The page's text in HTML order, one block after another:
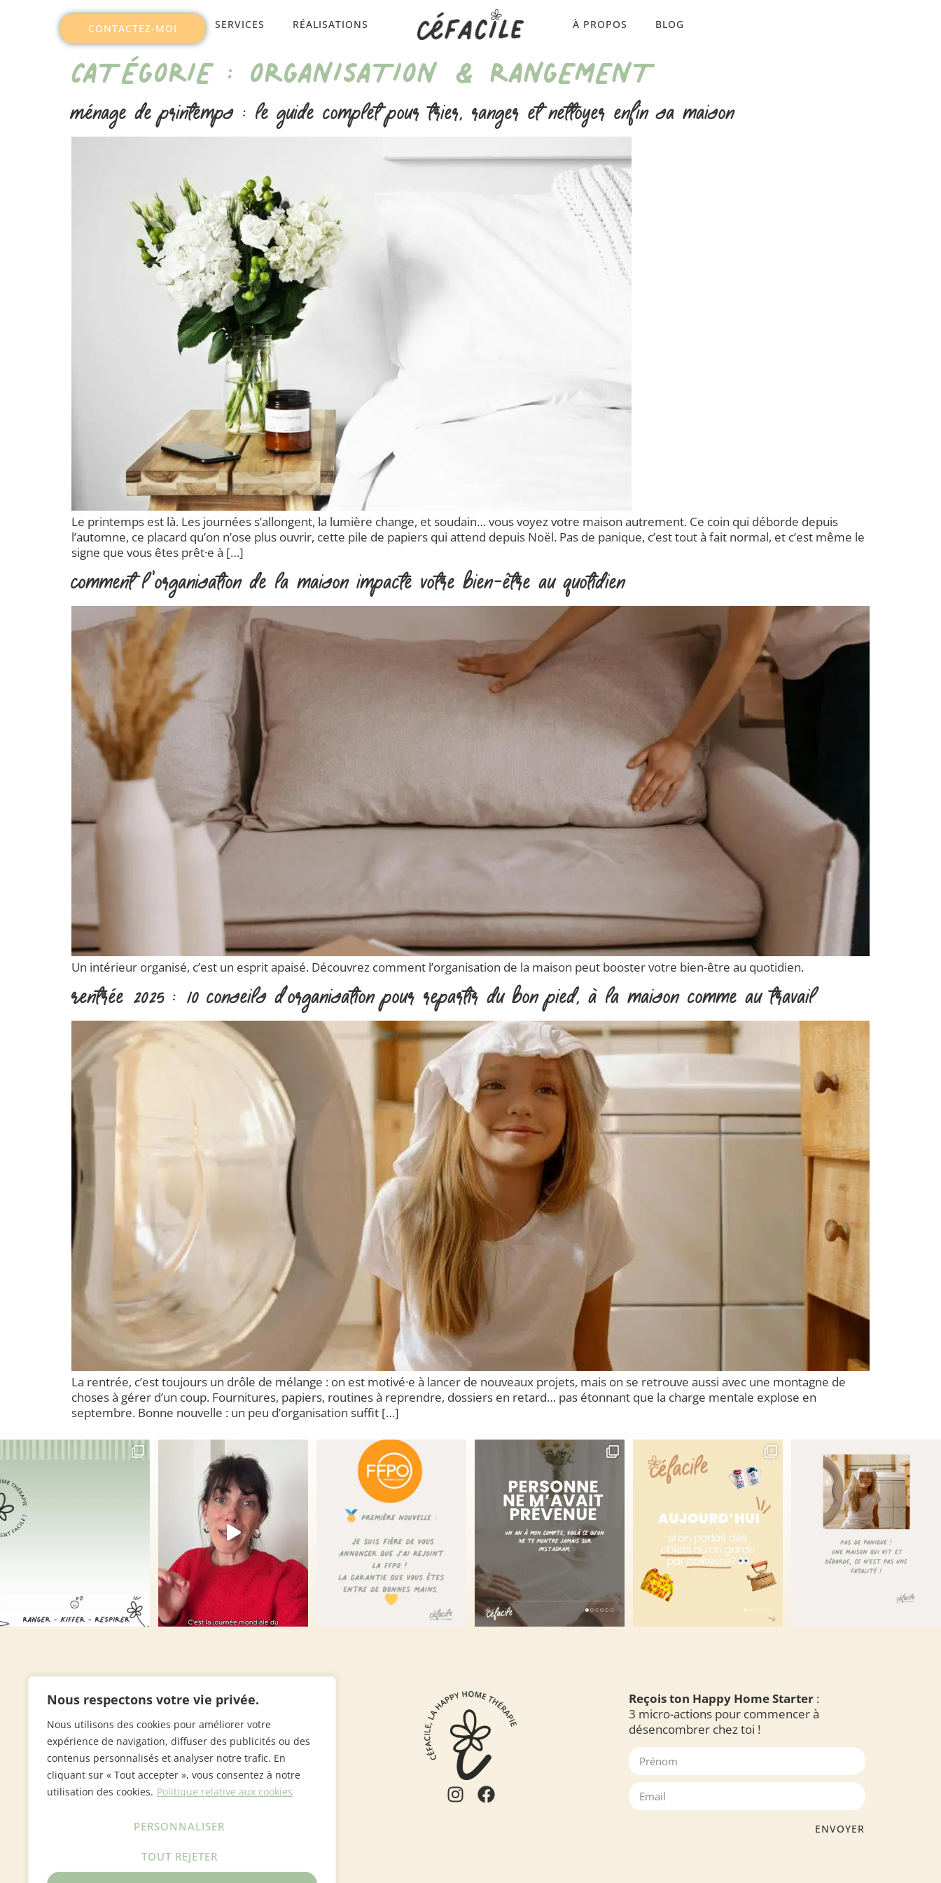
Nous respectons votre vie privée.
Nous utilisons des cookies pour améliorer votre
expérience de navigation, diffuser des publicités ou des
contenus personnalisés et analyser notre trafic. En
cliquant sur « Tout accepter », vous consentez à notre
utilisation des cookies. Politique relative aux cookies
PERSONNALISER
TOUT REJETER
SERVICES RÉALISATIONS À PROPOS BLOG
CONTACTEZ-MOI
CATÉGORIE : ORGANISATION & RANGEMENT
Ménage de printemps : le guide complet pour trier, ranger et nettoyer enfin sa maison
Le printemps est là. Les journées s’allongent, la lumière change, et soudain… vous voyez votre maison autrement. Ce coin qui déborde depuis
l’automne, ce placard qu’on n’ose plus ouvrir, cette pile de papiers qui attend depuis Noël. Pas de panique, c’est tout à fait normal, et c’est même le
signe que vous êtes prêt·e à […]
Comment l’organisation de la maison impacte votre bien-être au quotidien
Un intérieur organisé, c’est un esprit apaisé. Découvrez comment l’organisation de la maison peut booster votre bien-être au quotidien.
Rentrée 2025 : 10 conseils d’organisation pour repartir du bon pied, à la maison comme au travail
La rentrée, c’est toujours un drôle de mélange : on est motivé·e à lancer de nouveaux projets, mais on se retrouve aussi avec une montagne de
choses à gérer d’un coup. Fournitures, papiers, routines à reprendre, dossiers en retard… pas étonnant que la charge mentale explose en
septembre. Bonne nouvelle : un peu d’organisation suffit […]
Accompagnement bienveillant pour trier,
vie ou de travail.
Cécile Atanazio
Alsace - Bas-Rhin
contact@cefacile.fr
Du lundi au vendredi de 10h à 17h
Reçois ton Happy Home Starter:
3 micro-actions pour commencer à
désencombrer chez toi !
ENVOYER